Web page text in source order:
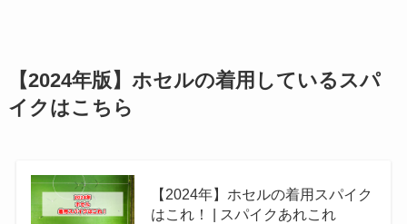
【2024年版】ホセルの着用しているスパ
イクはこちら
【2024年】ホセルの着用スパイク
はこれ！ | スパイクあれこれ